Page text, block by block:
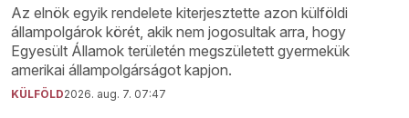
Az elnök egyik rendelete kiterjesztette azon külföldi
állampolgárok körét, akik nem jogosultak arra, hogy
Egyesült Államok területén megszületett gyermekük
amerikai állampolgárságot kapjon.
KÜLFÖLD2026. aug. 7. 07:47